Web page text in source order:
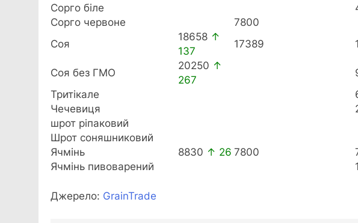
Сорго біле
Сорго червоне
7800
Соя
18658 ↑
137
17389
Соя без ГМО
20250 ↑
267
Тритікале
Чечевиця
шрот ріпаковий
Шрот соняшниковий
Ячмінь
8830 ↑ 26 7800
Ячмінь пивоварений
Джерело: GrainTrade